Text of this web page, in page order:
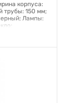
корпуса:
трубы: 150 мм;
Лампы: